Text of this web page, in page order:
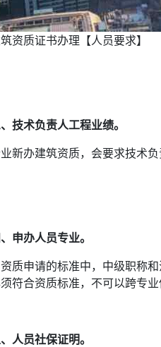
资质证书办理【人员要求】
技术负责人工程业绩。
新办建筑资质，会要求技术
申办人员专业。
质申请的标准中，中级职称
符合资质标准，不可以跨专业
人员社保证明。